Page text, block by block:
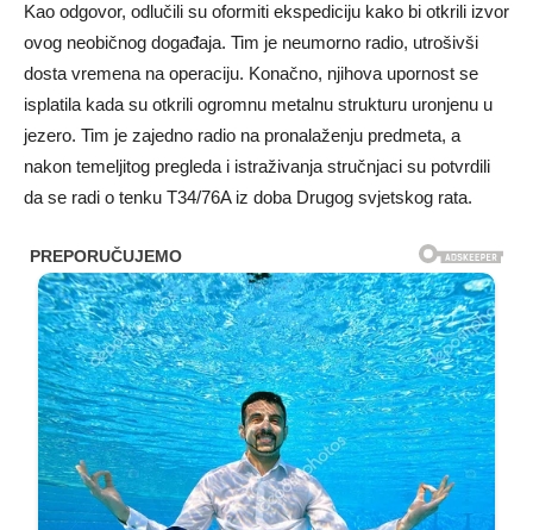
Kao odgovor, odlučili su oformiti ekspediciju kako bi otkrili izvor
ovog neobičnog događaja. Tim je neumorno radio, utrošivši
dosta vremena na operaciju. Konačno, njihova upornost se
isplatila kada su otkrili ogromnu metalnu strukturu uronjenu u
jezero. Tim je zajedno radio na pronalaženju predmeta, a
nakon temeljitog pregleda i istraživanja stručnjaci su potvrdili
da se radi o tenku T34/76A iz doba Drugog svjetskog rata.